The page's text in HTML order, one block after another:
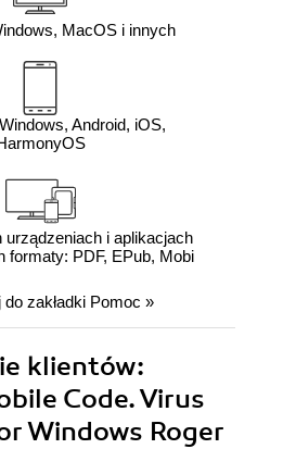
MacOS i innych
Android, iOS,
urządzeniach i aplikacjach
formaty: PDF, EPub, Mobi
zakładki Pomoc »
klientów:
Code. Virus
Windows Roger